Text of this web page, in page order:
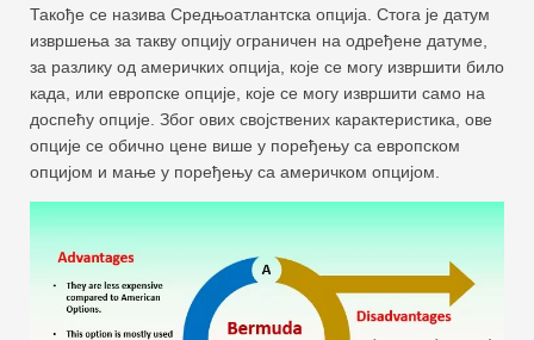
Такође се назива Средњоатлантска опција. Стога је датум
извршења за такву опцију ограничен на одређене датуме,
за разлику од америчких опција, које се могу извршити било
када, или европске опције, које се могу извршити само на
доспећу опције. Због ових својствених карактеристика, ове
опције се обично цене више у поређењу са европском
опцијом и мање у поређењу са америчком опцијом.